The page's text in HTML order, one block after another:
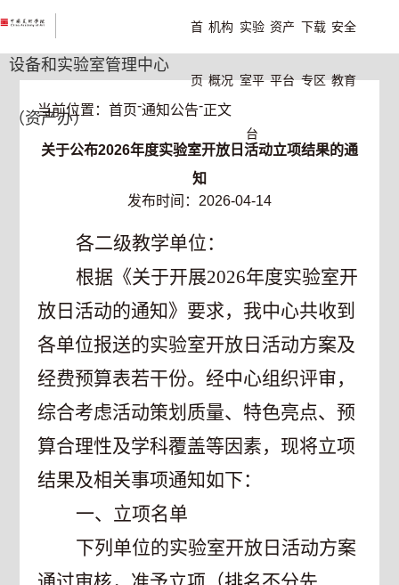
设备和实验室管理中心
（资产办）
首
页
机构
概况
实验
室平
台
资产
平台
下载
专区
安全
教育
当前位置：首页-通知公告-正文
关于公布2026年度实验室开放日活动立项结果的通
知
发布时间：2026-04-14
各二级教学单位：
根据《关于开展2026年度实验室开
放日活动的通知》要求，我中心共收到
各单位报送的实验室开放日活动方案及
经费预算表若干份。经中心组织评审，
综合考虑活动策划质量、特色亮点、预
算合理性及学科覆盖等因素，现将立项
结果及相关事项通知如下：
一、立项名单
下列单位的实验室开放日活动方案